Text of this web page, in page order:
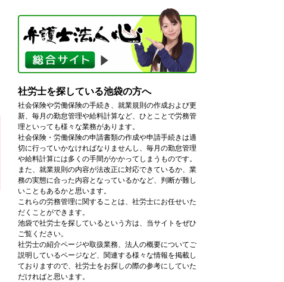
社労士を探している池袋の方へ
社会保険や労働保険の手続き、就業規則の作成および更
新、毎月の勤怠管理や給料計算など、ひとことで労務管
理といっても様々な業務があります。
社会保険・労働保険の申請書類の作成や申請手続きは適
切に行っていかなければなりませんし、毎月の勤怠管理
や給料計算には多くの手間がかかってしまうものです。
また、就業規則の内容が法改正に対応できているか、業
務の実態に合った内容となっているかなど、判断が難し
いこともあるかと思います。
これらの労務管理に関することは、社労士にお任せいた
だくことができます。
池袋で社労士を探しているという方は、当サイトをぜひ
ご覧ください。
社労士の紹介ページや取扱業務、法人の概要についてご
説明しているページなど、関連する様々な情報を掲載し
ておりますので、社労士をお探しの際の参考にしていた
だければと思います。